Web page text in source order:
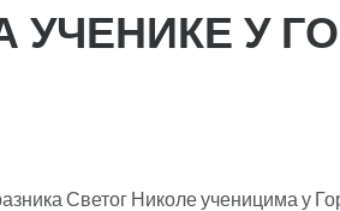
УЧЕНИКЕ У
Светог Николе ученицима у